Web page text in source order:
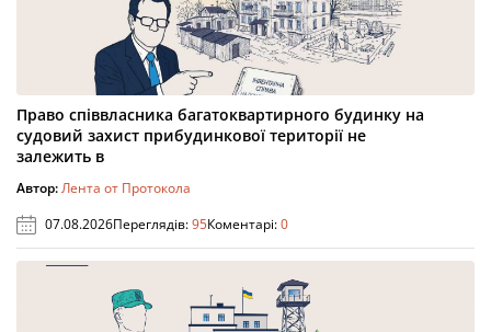
Право співвласника багатоквартирного будинку на
судовий захист прибудинкової території не
залежить в
Автор:Лента от Протокола
07.08.2026Переглядів:95Коментарі:0